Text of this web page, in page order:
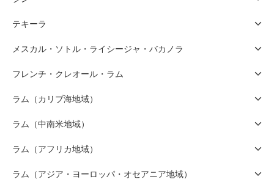
テキーラ
メスカル・ソトル・ライシージャ・バカノラ
フレンチ・クレオール・ラム
ラム（カリブ海地域）
ラム（中南米地域）
ラム（アフリカ地域）
ラム（アジア・ヨーロッパ・オセアニア地域）